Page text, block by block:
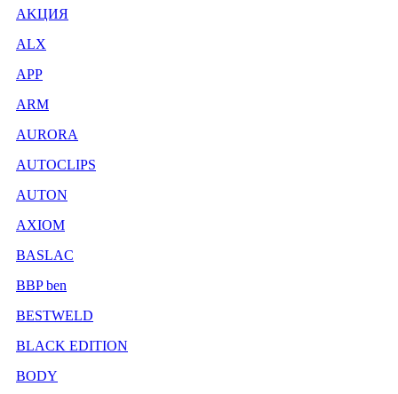
AKЦИЯ
ALX
APP
ARM
AURORA
AUTOCLIPS
AUTON
AXIOM
BASLAC
BBP ben
BESTWELD
BLACK EDITION
BODY